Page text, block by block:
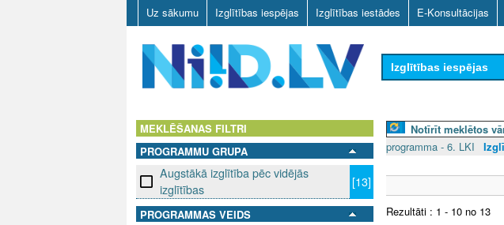
Skip
to
main
content
Uz sākumu Izglītības iespējas Izglītības iestādes E-Konsultācijas
D
Izglītības iespējas
MEKLĒŠANAS FILTRI
PROGRAMMU GRUPA
Augstākā izglītība pēc vidējās
izglītības
[13]
PROGRAMMAS VEIDS
Notīrīt meklētos
programma - 6. LKI
Rezultāti : 1 - 10 no 13